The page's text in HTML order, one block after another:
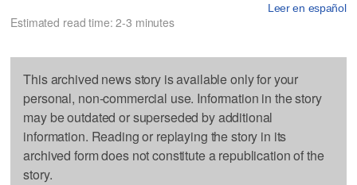
Leer en español
Estimated read time: 2-3 minutes
This archived news story is available only for your
personal, non-commercial use. Information in the story
may be outdated or superseded by additional
information. Reading or replaying the story in its
archived form does not constitute a republication of the
story.